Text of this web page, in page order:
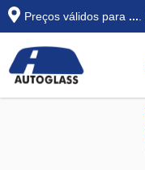
Preços válidos para ...